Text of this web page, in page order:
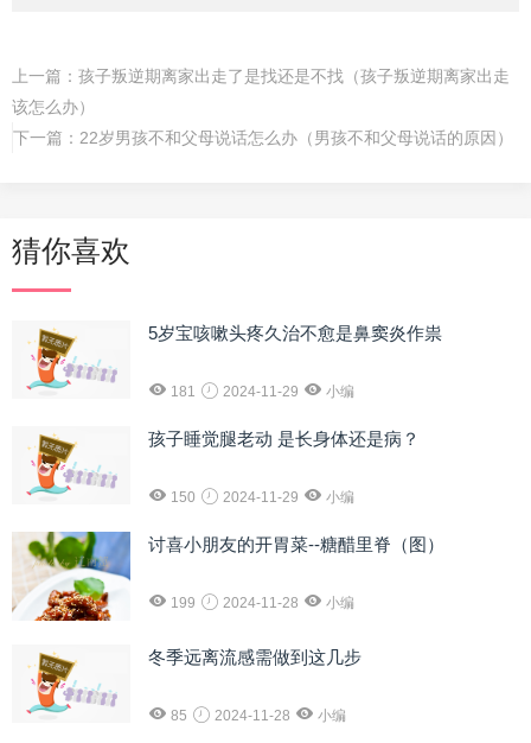
上一篇： 孩子叛逆期离家出走了是找还是不找（孩子叛逆期离家出走
该怎么办）
下一篇： 22岁男孩不和父母说话怎么办（男孩不和父母说话的原因）
猜你喜欢
5岁宝咳嗽头疼久治不愈是鼻窦炎作祟
181 2024-11-29 小编
孩子睡觉腿老动 是长身体还是病？
150 2024-11-29 小编
讨喜小朋友的开胃菜--糖醋里脊（图）
199 2024-11-28 小编
冬季远离流感需做到这几步
85 2024-11-28 小编